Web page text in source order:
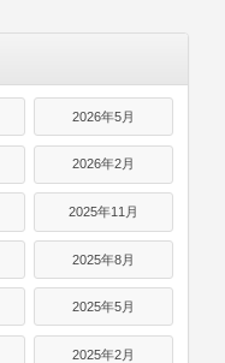
2026年5月
2026年2月
2025年11月
2025年8月
2025年5月
2025年2月